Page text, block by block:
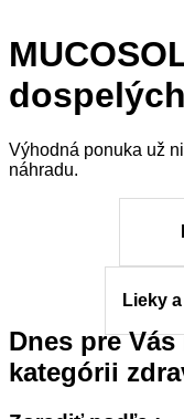
Výhodná ponuka už
náhradu.
Lieky
Dnes pre
kategórii